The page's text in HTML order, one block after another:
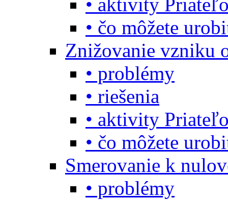
• čo môžete
Znižovanie vzniku
• problémy
• riešenia
• aktivity
• čo môžete
Smerovanie k
• problémy